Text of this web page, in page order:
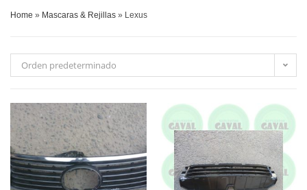
Home » Mascaras & Rejillas » Lexus
Orden predeterminado